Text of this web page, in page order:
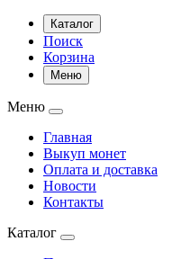
Каталог
Поиск
Корзина
Меню
Меню
Главная
Выкуп монет
Оплата и доставка
Новости
Контакты
Каталог